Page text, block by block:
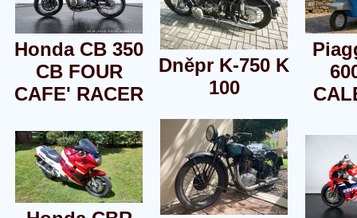
Honda CB 350
CB FOUR
CAFE' RACER
Dněpr K-750 K
100